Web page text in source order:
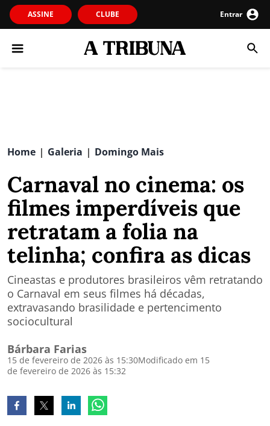
ASSINE CLUBE Entrar
Home | Galeria | Domingo Mais
Carnaval no cinema: os
filmes imperdíveis que
retratam a folia na
telinha; confira as dicas
Cineastas e produtores brasileiros vêm retratando
o Carnaval em seus filmes há décadas,
extravasando brasilidade e pertencimento
sociocultural
Bárbara Farias
15 de fevereiro de 2026 às 15:30Modificado em 15
de fevereiro de 2026 às 15:32